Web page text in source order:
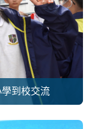
到校交流